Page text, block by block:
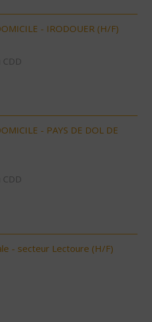
- IRODOUER (H/F)
- PAYS DE DOL DE
- secteur Lectoure (H/F)